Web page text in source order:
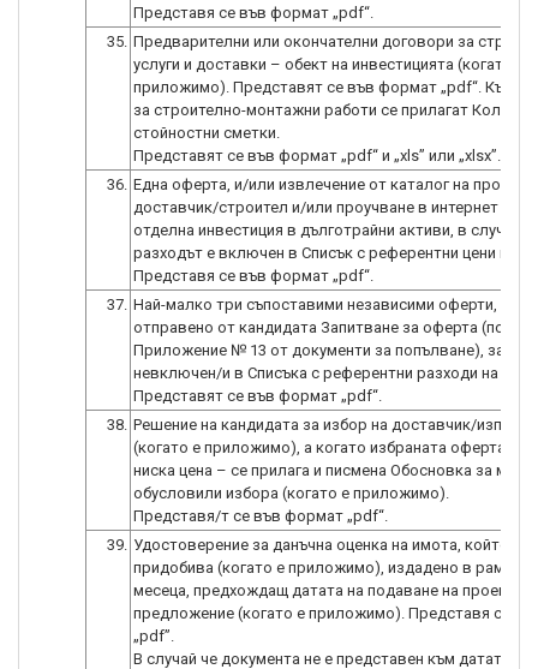
35. Предварителни или окончателни договори за
услуги и доставки – обект на инвестицията (когато е
приложимо). Представят се във формат „pdf“. Към
за строително-монтажни работи се прилагат
стойностни сметки.
36. Една оферта, и/или извлечение от каталог на
доставчик/строител и/или проучване в интернет за
отделна инвестиция в дълготрайни активи, в случай
разходът е включен в Списък с референтни цени на
37. Най-малко три съпоставими независими оферти,
отправено от кандидата Запитване за оферта (по
Приложение № 13 от документи за попълване), за
невключен/и в Списъка с референтни разходи на ДФЗ.
38. Решение на кандидата за избор на доставчик/
(когато е приложимо), а когато избраната оферта не
ниска цена – се прилага и писмена Обосновка за
обусловили избора (когато е приложимо).
39. Удостоверение за данъчна оценка на имота, който се
придобива (когато е приложимо), издадено в
месеца, предхождащ датата на подаване на
предложение (когато е приложимо). Представя се
„pdf”.
В случай че документа не е представен към датата на